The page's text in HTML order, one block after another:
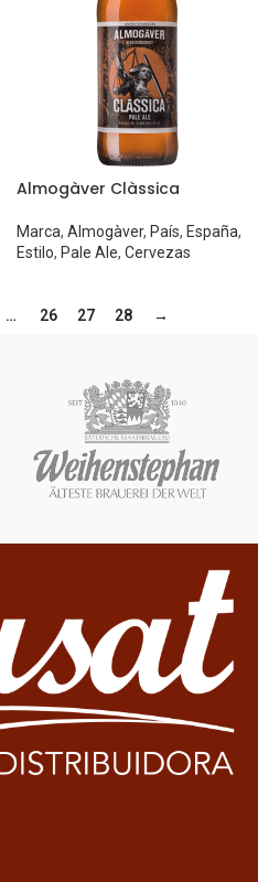
Almogàver Clàssica
Marca, Almogàver, País, España,
Estilo, Pale Ale, Cervezas
… 26 27 28 →